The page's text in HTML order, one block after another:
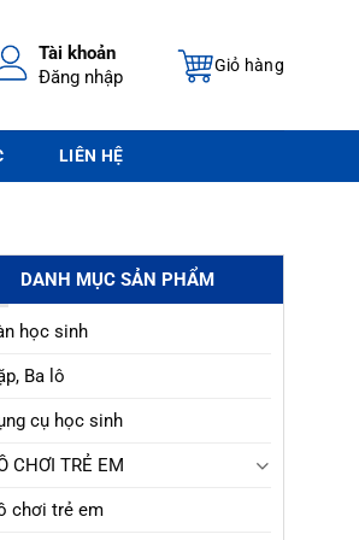
Tài khoản
Đăng nhập
Giỏ hàng
LIÊN HỆ
DANH MỤC SẢN PHẨM
học sinh
Ba lô
cụ học sinh
CHƠI TRẺ EM
chơi trẻ em